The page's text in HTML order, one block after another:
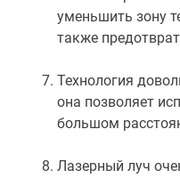
уменьшить зону
также
Технология
она позволяет
большом
Лазерный луч